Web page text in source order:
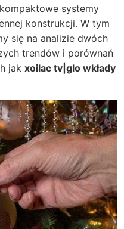
systemy
konstrukcji. W tym
się na analizie dwóch
trendów i porównań
jak xoilac tv|glo wkłady